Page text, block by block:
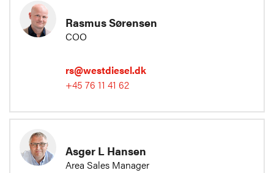
Rasmus Sørensen
COO
rs@westdiesel.dk
+45 76 11 41 62
Asger L Hansen
Area Sales Manager